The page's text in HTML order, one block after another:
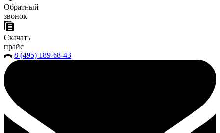
Обратный
звонок
Скачать
прайс
8 (495) 189-68-43